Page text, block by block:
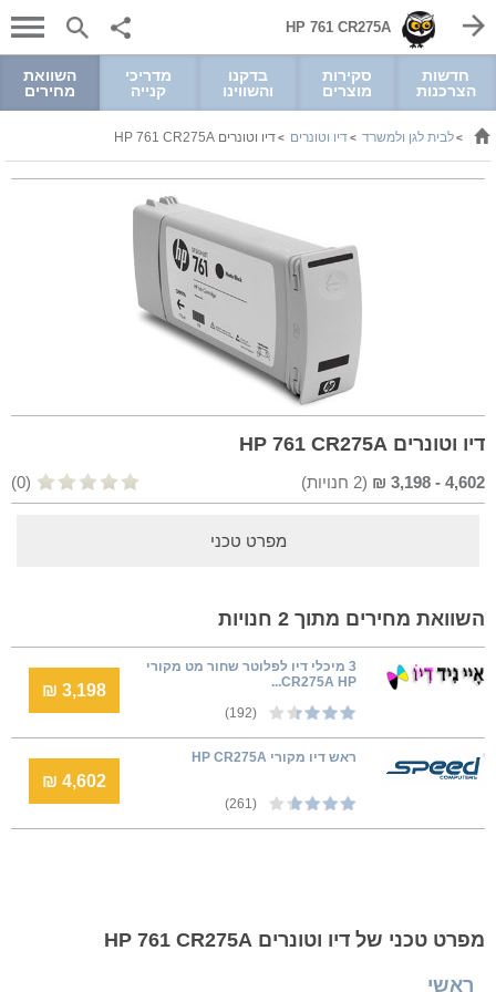
HP 761 CR275A
חדשות
הצרכנות
סקירות
מוצרים
בדקנו
והשווינו
מדריכי
קנייה
השוואת
מחירים
>לבית לגן ולמשרד >דיו וטונרים >דיו וטונרים HP 761 CR275A
דיו וטונרים HP 761 CR275A
4,602
-
3,198
₪
(
2 חנויות) (0)
מפרט טכני
השוואת מחירים מתוך 2 חנויות
3 מיכלי דיו לפלוטר שחור מט מקורי
CR275A HP...
(192)
3,198 ₪
ראש דיו מקורי HP CR275A
(261)
4,602 ₪
מפרט טכני של דיו וטונרים HP 761 CR275A
ראשי